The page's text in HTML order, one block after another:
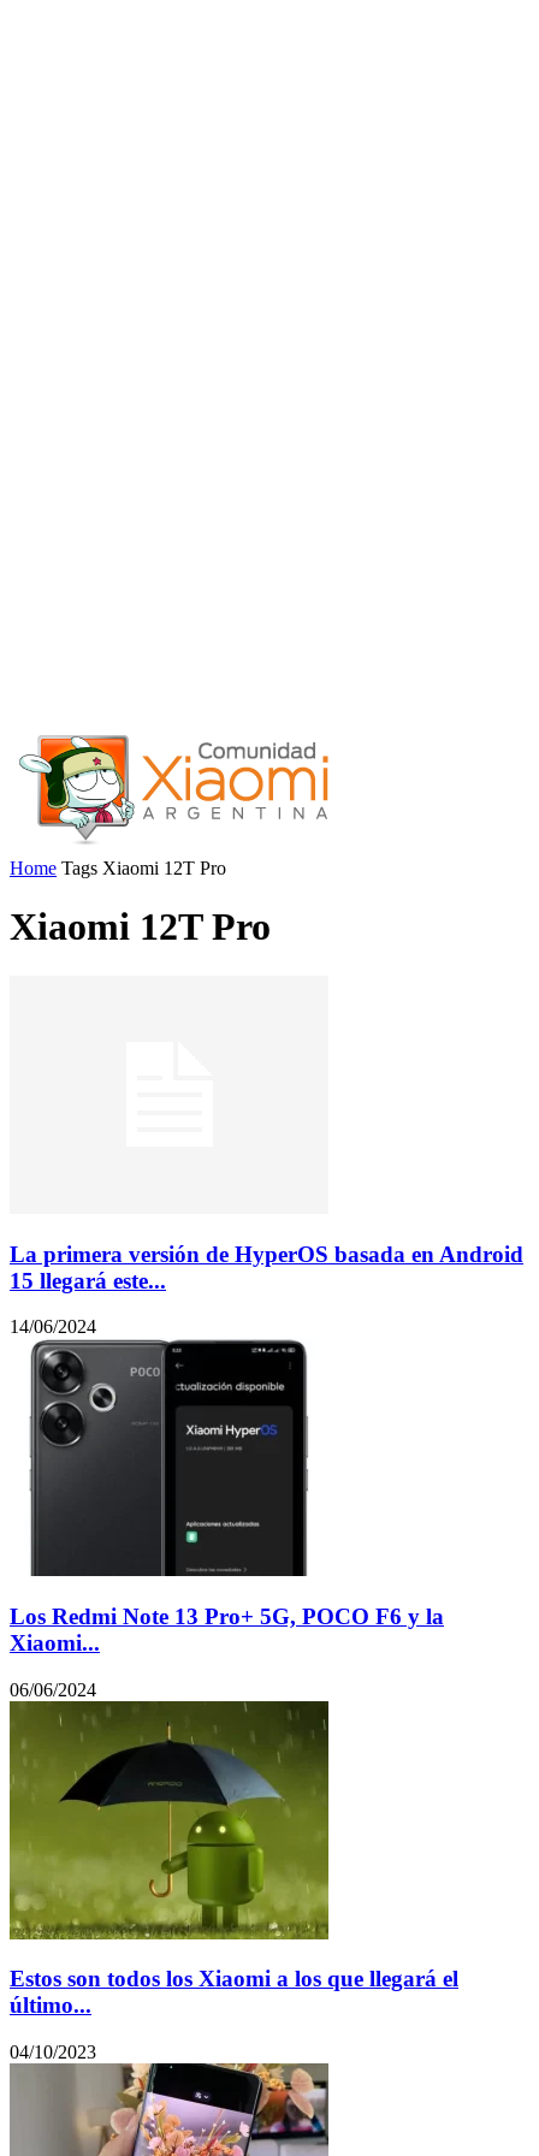
Home Tags Xiaomi 12T Pro
Xiaomi 12T Pro
La primera versión de HyperOS basada en Android
15 llegará este...
14/06/2024
Los Redmi Note 13 Pro+ 5G, POCO F6 y la
Xiaomi...
06/06/2024
Estos son todos los Xiaomi a los que llegará el
último...
04/10/2023